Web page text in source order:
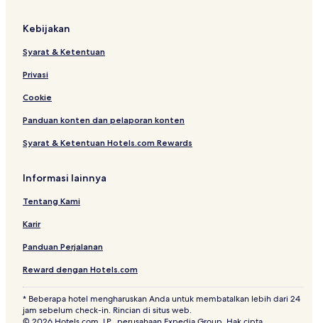
Kebijakan
Syarat & Ketentuan
Privasi
Cookie
Panduan konten dan pelaporan konten
Syarat & Ketentuan Hotels.com Rewards
Informasi lainnya
Tentang Kami
Karir
Panduan Perjalanan
Reward dengan Hotels.com
* Beberapa hotel mengharuskan Anda untuk membatalkan lebih dari 24
jam sebelum check-in. Rincian di situs web.